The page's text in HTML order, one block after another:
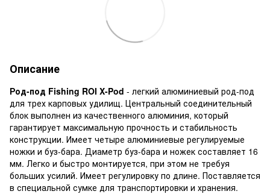
Описание
Род-под Fishing ROI X-Pod - легкий алюминиевый род-под
для трех карповых удилищ. Центральный соединительный
блок выполнен из качественного алюминия, который
гарантирует максимальную прочность и стабильность
конструкции. Имеет четыре алюминиевые регулируемые
ножки и буз-бара. Диаметр буз-бара и ножек составляет 16
мм. Легко и быстро монтируется, при этом не требуя
больших усилий. Имеет регулировку по длине. Поставляется
в специальной сумке для транспортировки и хранения.